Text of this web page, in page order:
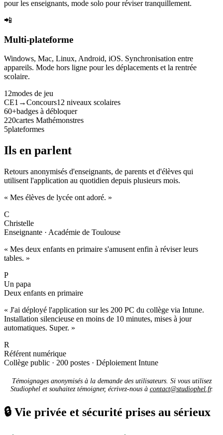
pour les enseignants, mode solo pour réviser tranquillement.
📲
Multi-plateforme
Windows, Mac, Linux, Android, iOS. Synchronisation entre
appareils. Mode hors ligne pour les déplacements et la rentrée
scolaire.
12modes de jeu
CE1→Concours12 niveaux scolaires
60+badges à débloquer
220cartes Mathémonstres
5plateformes
Ils en parlent
Retours anonymisés d'enseignants, de parents et d'élèves qui
utilisent l'application au quotidien depuis plusieurs mois.
« Mes élèves de lycée ont adoré. »
C
Christelle
Enseignante · Académie de Toulouse
« Mes deux enfants en primaire s'amusent enfin à réviser leurs
tables. »
P
Un papa
Deux enfants en primaire
« J'ai déployé l'application sur les 200 PC du collège via Intune.
Installation silencieuse en moins de 10 minutes, mises à jour
automatiques. Super. »
R
Référent numérique
Collège public · 200 postes · Déploiement Intune
Témoignages anonymisés à la demande des utilisateurs. Si vous utilisez
Studiophel et souhaitez témoigner, écrivez-nous à contact@studiophel.fr.
🔒 Vie privée et sécurité prises au sérieux